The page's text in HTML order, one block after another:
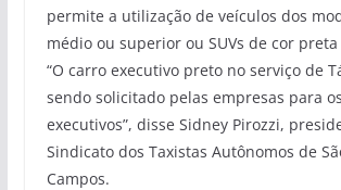
permite a utilização de veículos dos
médio ou superior ou SUVs de cor
“O carro executivo preto no serviço de
sendo solicitado pelas empresas para
executivos”, disse Sidney Pirozzi,
Sindicato dos Taxistas Autônomos de
Campos.